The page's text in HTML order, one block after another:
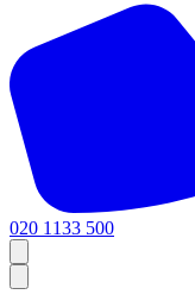
020 1133 500